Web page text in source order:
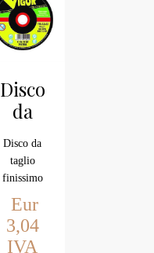
Disco
da
taglio
ferro
230
finissimo
Disco da
taglio
finissimo
acciaio
inox ferro
steel per
Eur
3,04
IVA